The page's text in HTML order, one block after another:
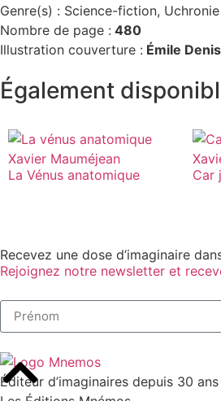
Genre(s) : Science-fiction, Uchronie
Nombre de page : 480
Illustration couverture : Émile Denis
Également
Xavier Mauméjean
La Vénus anatomique
Car
Recevez une dose d’imaginaire
Rejoignez notre newsletter et
Éditeur d’imaginaires depuis 30 ans